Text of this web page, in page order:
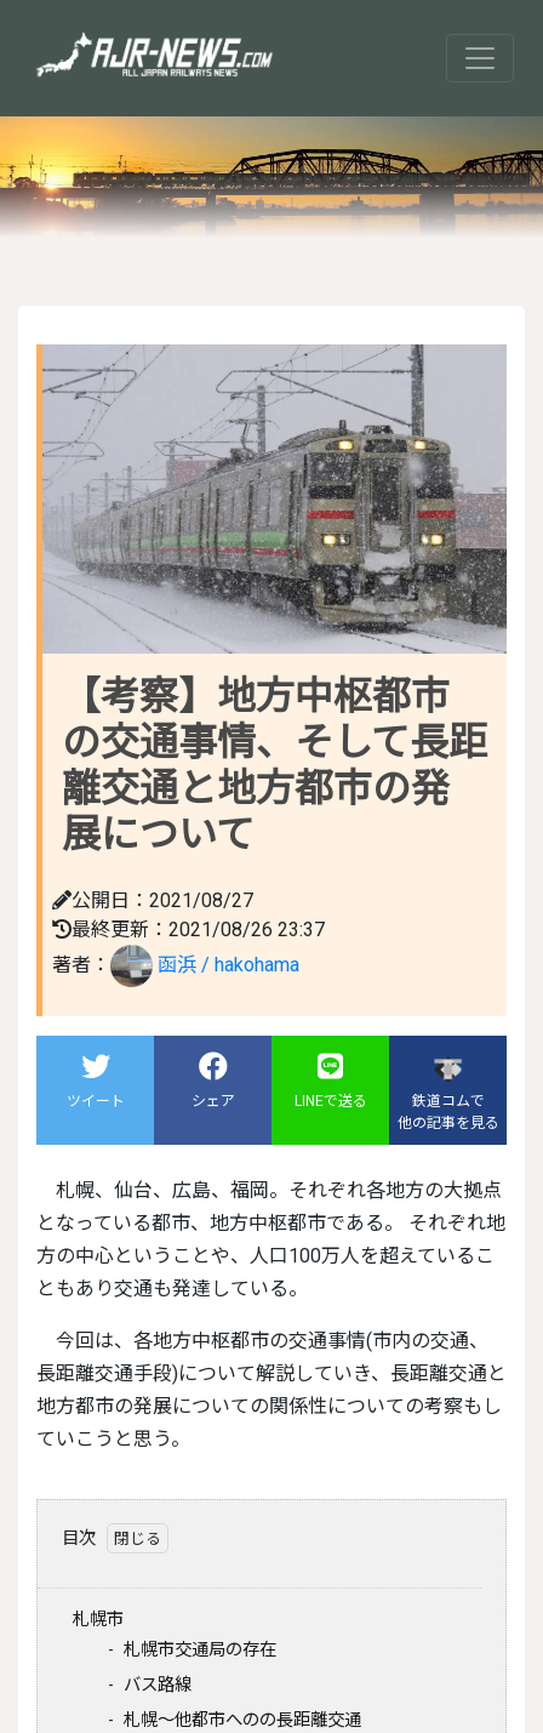
【考察】地方中枢都市
の交通事情、そして長距
離交通と地方都市の発
展について
公開日：2021/08/27
最終更新：2021/08/26 23:37
著者：
函浜 / hakohama
ツイート シェア LINEで送る
鉄道コムで
他の記事を見る
札幌、仙台、広島、福岡。それぞれ各地方の大拠点
となっている都市、地方中枢都市である。 それぞれ地
方の中心ということや、人口100万人を超えているこ
ともあり交通も発達している。
今回は、各地方中枢都市の交通事情(市内の交通、
長距離交通手段)について解説していき、長距離交通と
地方都市の発展についての関係性についての考察もし
ていこうと思う。
目次
札幌市
札幌市交通局の存在
バス路線
札幌〜他都市へのの長距離交通